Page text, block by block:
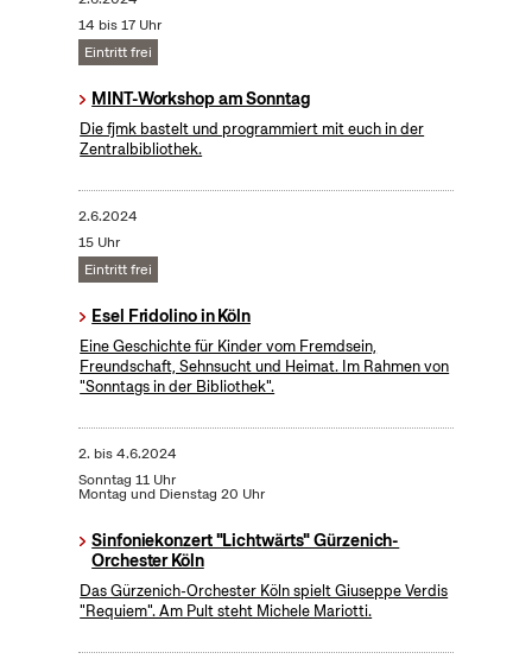
14 bis 17 Uhr
Eintritt frei
MINT-Workshop am Sonntag
Die fjmk bastelt und programmiert mit euch in der
Zentralbibliothek.
2.6.2024
15 Uhr
Eintritt frei
Esel Fridolino in Köln
Eine Geschichte für Kinder vom Fremdsein,
Freundschaft, Sehnsucht und Heimat. Im Rahmen von
"Sonntags in der Bibliothek".
2. bis4.6.2024
Sonntag 11 Uhr
Montag und Dienstag 20 Uhr
Sinfoniekonzert "Lichtwärts" Gürzenich-
Orchester Köln
Das Gürzenich-Orchester Köln spielt Giuseppe Verdis
"Requiem". Am Pult steht Michele Mariotti.